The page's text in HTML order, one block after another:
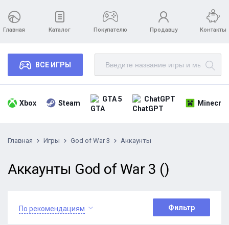
Главная Каталог Покупателю Продавцу Контакты
ВСЕ ИГРЫ
Xbox Steam GTA 5 ChatGPT
Главная Игры God of War 3 Аккаунты
Аккаунты God of War 3 ()
По рекомендациям Фильтр